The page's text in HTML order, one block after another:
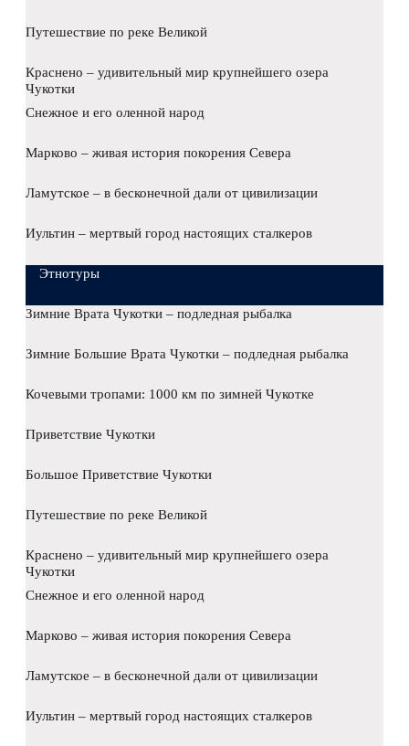
Путешествие по реке Великой
Краснено – удивительный мир крупнейшего озера
Чукотки
Снежное и его оленной народ
Марково – живая история покорения Севера
Ламутское – в бесконечной дали от цивилизации
Иультин – мертвый город настоящих сталкеров
Этнотуры
Зимние Врата Чукотки – подледная рыбалка
Зимние Большие Врата Чукотки – подледная рыбалка
Кочевыми тропами: 1000 км по зимней Чукотке
Приветствие Чукотки
Большое Приветствие Чукотки
Путешествие по реке Великой
Краснено – удивительный мир крупнейшего озера
Чукотки
Снежное и его оленной народ
Марково – живая история покорения Севера
Ламутское – в бесконечной дали от цивилизации
Иультин – мертвый город настоящих сталкеров